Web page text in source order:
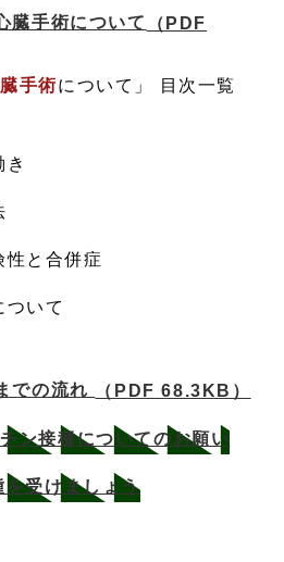
臓手術について
（PDF
手術について」 目次一覧
き
性と合併症
ついて
での流れ （PDF 68.3KB）
ン接種についてのお願い
受けましょう